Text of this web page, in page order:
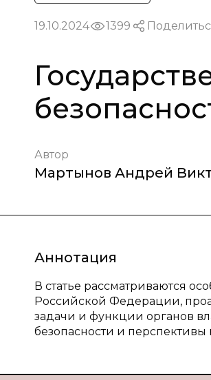
19.10.2024 1399
Автор
Мартынов Андрей
Аннотация
В статье рассматриваются
Российской Федерации,
задачи и функции органов
безопасности и